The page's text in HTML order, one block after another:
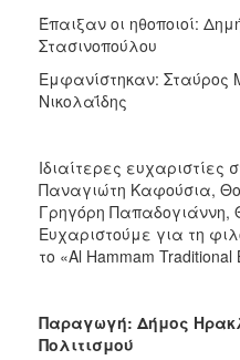
Έπαιξαν οι ηθοποιοί:
Στασινοπούλου
Εμφανίστηκαν: Σταύρος
Νικολαΐδης
Ιδιαίτερες
Παναγιώτη Καφούσια,
Γρηγόρη Παπαδογιάννη,
Ευχαριστούμε για τη
το «Al Hammam Traditional
Παραγωγή: Δήμος
Πολιτισμού